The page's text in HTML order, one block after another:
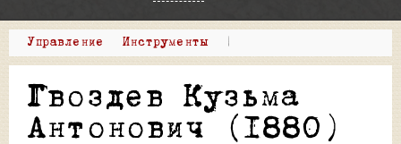
Управление Инструменты |
Гвоздев Кузьма
Антонович (1880)